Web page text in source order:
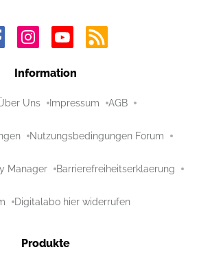
Information
Uns Impressum AGB
Nutzungsbedingungen Forum
Manager Barrierefreiheitserklaerung
Digitalabo hier widerrufen
Produkte